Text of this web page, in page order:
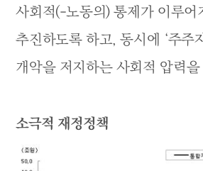
사회적(-노동의) 통제가 이루어
추진하도록 하고, 동시에 ‘주주
개악을 저지하는 사회적 압력
소극적 재정정책